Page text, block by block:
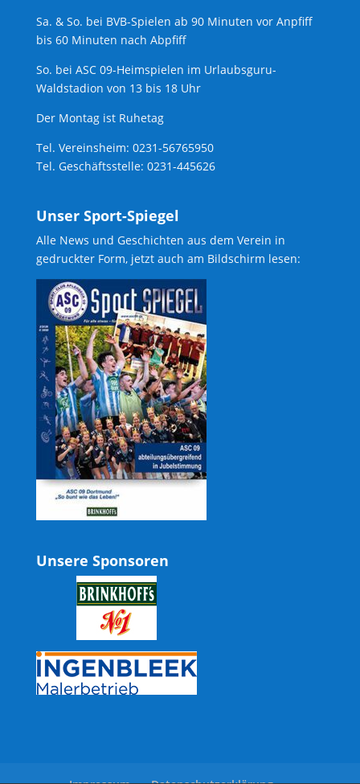
Sa. & So. bei BVB-Spielen ab 90 Minuten vor Anpfiff
bis 60 Minuten nach Abpfiff
So. bei ASC 09-Heimspielen im Urlaubsguru-
Waldstadion von 13 bis 18 Uhr
Der Montag ist Ruhetag
Tel. Vereinsheim: 0231-56765950
Tel. Geschäftsstelle: 0231-445626
Unser Sport-Spiegel
Alle News und Geschichten aus dem Verein in
gedruckter Form, jetzt auch am Bildschirm lesen:
Unsere Sponsoren